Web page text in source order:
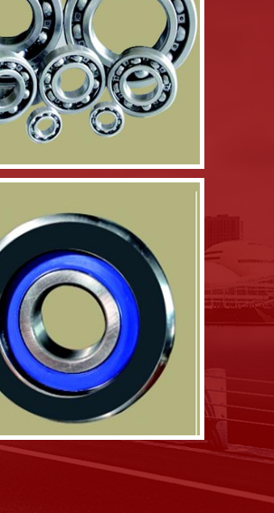
深沟球轴承
门架滚轮轴承